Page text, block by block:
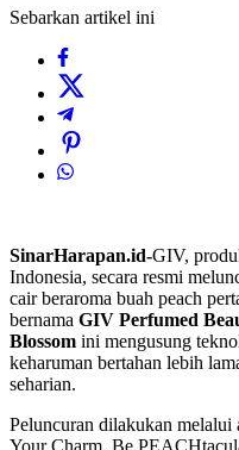
Sebarkan artikel ini
SinarHarapan.id-GIV,
Indonesia, secara resmi
cair beraroma buah peach
bernama GIV Perfumed
Blossom ini mengusung
keharuman bertahan lebih
seharian.
Peluncuran dilakukan melalui